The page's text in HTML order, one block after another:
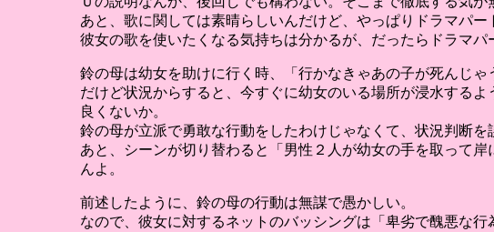
あと、歌に関しては素晴らしいんだけど、やっぱりドラマパー
彼女の歌を使いたくなる気持ちは分かるが、だったらドラマ
鈴の母は幼女を助けに行く時、「行かなきゃあの子が死んじゃ
だけど状況からすると、今すぐに幼女のいる場所が浸水する
良くないか。
鈴の母が立派で勇敢な行動をしたわけじゃなくて、状況判断を
あと、シーンが切り替わると「男性２人が幼女の手を取って
んよ。
前述したように、鈴の母の行動は無謀で愚かしい。
なので、彼女に対するネットのバッシングは「卑劣で醜悪な